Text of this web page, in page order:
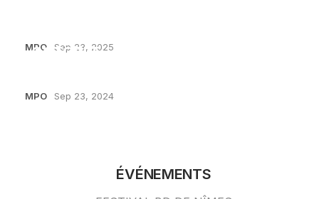
MPO Sep 23, 2025
OCTOBRE
MPO Sep 23, 2024
ÉVÉNEMENTS